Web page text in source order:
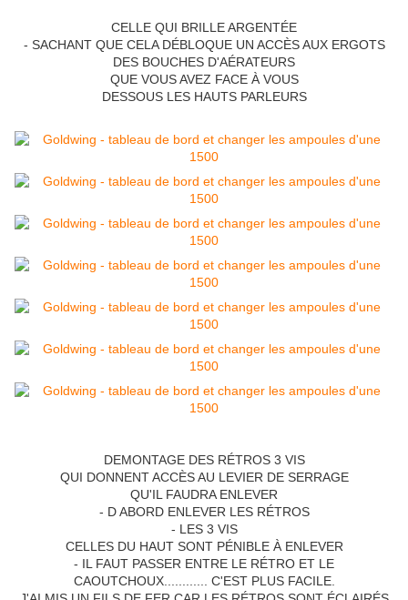
CELLE QUI BRILLE ARGENTÉE
- SACHANT QUE CELA DÉBLOQUE UN ACCÈS AUX ERGOTS
DES BOUCHES D'AÉRATEURS
QUE VOUS AVEZ FACE À VOUS
DESSOUS LES HAUTS PARLEURS
DEMONTAGE DES RÉTROS 3 VIS
QUI DONNENT ACCÈS AU LEVIER DE SERRAGE
QU'IL FAUDRA ENLEVER
- D ABORD ENLEVER LES RÉTROS
- LES 3 VIS
CELLES DU HAUT SONT PÉNIBLE À ENLEVER
- IL FAUT PASSER ENTRE LE RÉTRO ET LE
CAOUTCHOUX............ C'EST PLUS FACILE.